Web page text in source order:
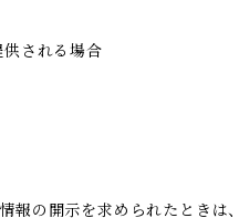
される場合
報の開示を求められたときは